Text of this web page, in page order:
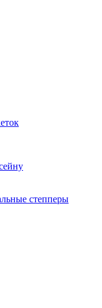
cтепперы